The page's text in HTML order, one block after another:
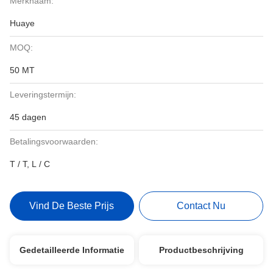
Huaye
MOQ:
50 MT
Leveringstermijn:
45 dagen
Betalingsvoorwaarden:
T / T, L / C
Vind De Beste Prijs Contact Nu
Gedetailleerde Informatie Productbeschrijving